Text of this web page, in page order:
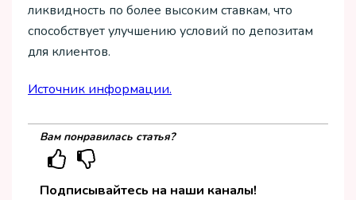
ликвидность по более высоким ставкам, что
способствует улучшению условий по депозитам
для клиентов.
Источник информации.
Вам понравилась статья?
Подписывайтесь на наши каналы!